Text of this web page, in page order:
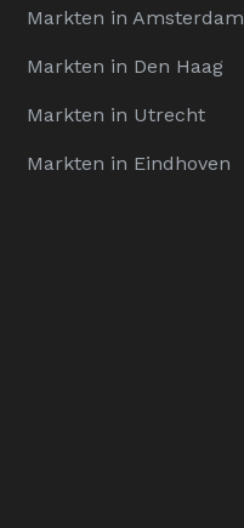
Markten in Amsterdam
Markten in Den Haag
Markten in Utrecht
Markten in Eindhoven